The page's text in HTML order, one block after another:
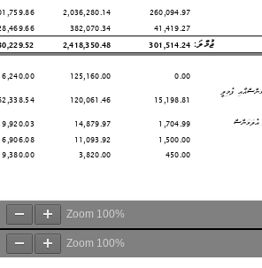
Zoom 100%
Zoom 100%